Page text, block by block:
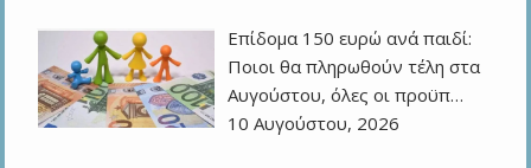
Επίδομα 150 ευρώ ανά παιδί:
Ποιοι θα πληρωθούν τέλη στα
Αυγούστου, όλες οι προϋπ…
10 Αυγούστου, 2026